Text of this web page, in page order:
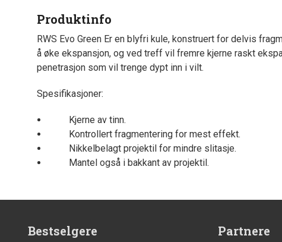
Produktinfo
RWS Evo Green Er en blyfri kule, konstruert for delvis
å øke ekspansjon, og ved treff vil fremre kjerne raskt
penetrasjon som vil trenge dypt inn i vilt.
Spesifikasjoner:
Kjerne av tinn.
Kontrollert fragmentering for mest effekt.
Nikkelbelagt projektil for mindre slitasje.
Mantel også i bakkant av projektil.
Bestselgere Partnere